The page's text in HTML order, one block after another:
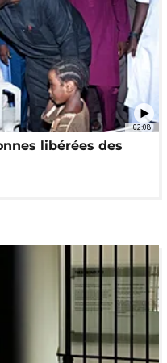
02:08
libérées des